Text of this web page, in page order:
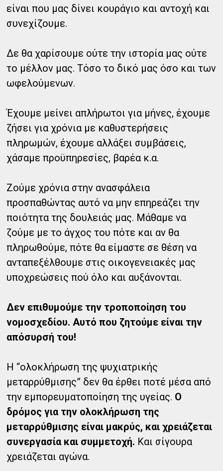
είναι που μας δίνει κουράγιο και αντοχή και
συνεχίζουμε.
Δε θα χαρίσουμε ούτε την ιστορία μας ούτε
το μέλλον μας. Τόσο το δικό μας όσο και των
ωφελούμενων.
Έχουμε μείνει απλήρωτοι για μήνες, έχουμε
ζήσει για χρόνια με καθυστερήσεις
πληρωμών, έχουμε αλλάξει συμβάσεις,
χάσαμε προϋπηρεσίες, βαρέα κ.α.
Ζούμε χρόνια στην ανασφάλεια
προσπαθώντας αυτό να μην επηρεάζει την
ποιότητα της δουλειάς μας. Μάθαμε να
ζούμε με το άγχος του πότε και αν θα
πληρωθούμε, πότε θα είμαστε σε θέση να
ανταπεξέλθουμε στις οικογενειακές μας
υποχρεώσεις πού όλο και αυξάνονται.
Δεν επιθυμούμε την τροποποίηση του
νομοσχεδίου. Αυτό που ζητούμε είναι την
απόσυρσή του!
Η “ολοκλήρωση της ψυχιατρικής
μεταρρύθμισης” δεν θα έρθει ποτέ μέσα από
την εμπορευματοποίηση της υγείας. Ο
δρόμος για την ολοκλήρωση της
μεταρρύθμισης είναι μακρύς, και χρειάζεται
συνεργασία και συμμετοχή. Και σίγουρα
χρειάζεται αγώνα.